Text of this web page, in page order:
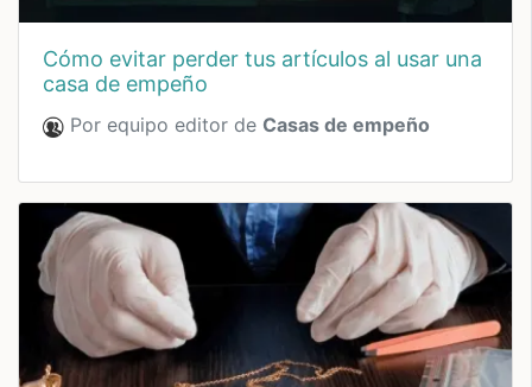
cómo evitar perder tus artículos al usar una
casa de empeño
Por equipo editor de Casas de empeño